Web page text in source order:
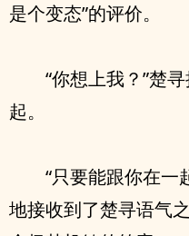
是个变态”的评价。
“你想上我？”楚
起。
“只要能跟你在一
地接收到了楚寻语气